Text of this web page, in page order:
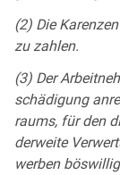
(2) Die
zu zah­len.
(3) Der
schä­di­gung
raums, für den
der­wei­te
wer­ben